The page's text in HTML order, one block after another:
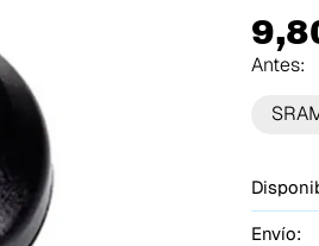
Antes:
Envío: